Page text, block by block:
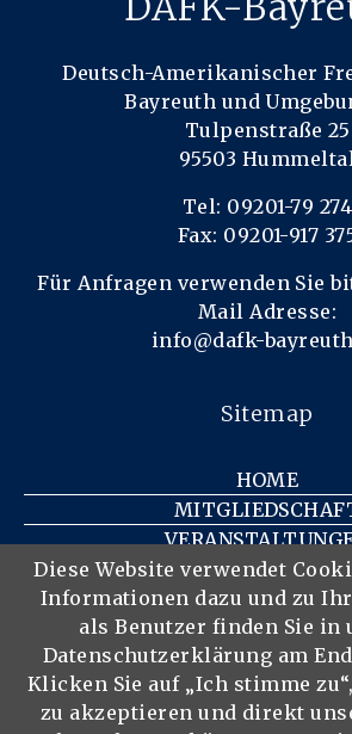
Deutsch-Amerikanischer
Bayreuth und
Tulpenstraße 25
95503
Tel: 09201-79 274
Fax: 09201-917
Für Anfragen verwenden Sie
Mail Adresse:
info@dafk-
Sitemap
HOME
KONTAKT
IMPRESSUM
DATENSCHUTZ
DER VEREIN
MITGLIEDER
Diese Website verwendet
Informationen dazu und zu
als Benutzer finden Sie in
Datenschutzerklärung am
Klicken Sie auf „Ich stimme
zu akzeptieren und direkt